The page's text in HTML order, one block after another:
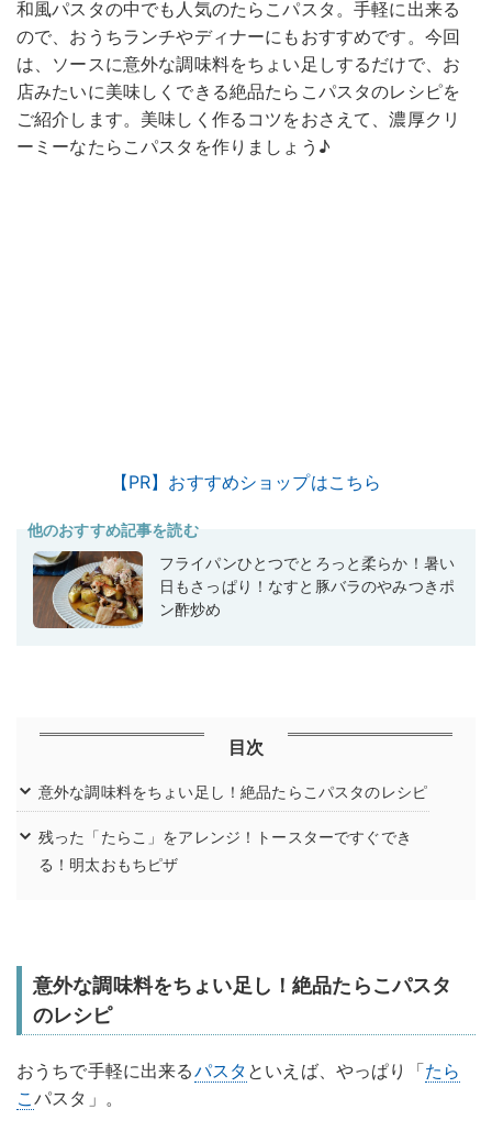
和風パスタの中でも人気のたらこパスタ。手軽に出来る
ので、おうちランチやディナーにもおすすめです。今回
は、ソースに意外な調味料をちょい足しするだけで、お
店みたいに美味しくできる絶品たらこパスタのレシピを
ご紹介します。美味しく作るコツをおさえて、濃厚クリ
ーミーなたらこパスタを作りましょう♪
【PR】おすすめショップはこちら
他のおすすめ記事を読む
フライパンひとつでとろっと柔らか！暑い
日もさっぱり！なすと豚バラのやみつきポ
ン酢炒め
目次
意外な調味料をちょい足し！絶品たらこパスタのレシピ
残った「たらこ」をアレンジ！トースターですぐでき
る！明太おもちピザ
意外な調味料をちょい足し！絶品たらこパスタ
のレシピ
おうちで手軽に出来るパスタ といえば、やっぱり「たら
こパスタ」。